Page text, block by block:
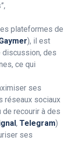
plateformes de
), il est
des
ce qui
ses
réseaux sociaux
de recourir à des
, Telegram)
ses